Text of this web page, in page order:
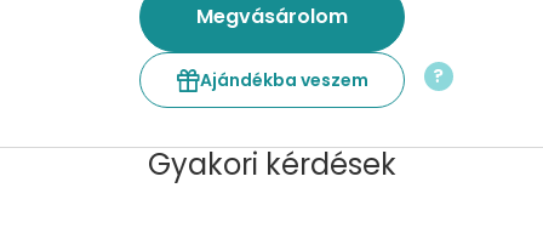
Megvásárolom
Ajándékba veszem ?
Gyakori kérdések